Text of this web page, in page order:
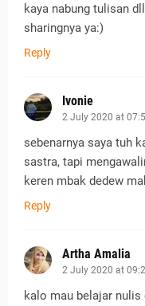
kaya nabung tulisan
sharingnya ya:)
Reply
Ivonie
2 July 2020 at
sebenarnya saya tuh
sastra, tapi
keren mbak dedew
Reply
Artha Amalia
2 July 2020 at
kalo mau belajar